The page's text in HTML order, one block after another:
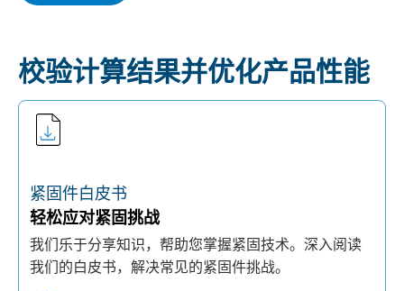
校验计算结果并优化产品性能
紧固件白皮书
轻松应对紧固挑战
我们乐于分享知识，帮助您掌握紧固技术。深入阅读
我们的白皮书，解决常见的紧固件挑战。